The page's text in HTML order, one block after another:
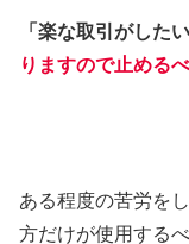
「楽な取引がしたい
りますので止めるべ
ある程度の苦労を
方だけが使用するべ